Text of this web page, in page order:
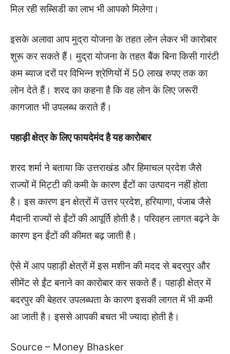
मिल रही सब्सिडी का लाभ भी आपको मिलेगा।
इसके अलावा आप मुद्रा योजना के तहत लोन लेकर भी कारोबार
शुरू कर सकते हैं। मुद्रा योजना के तहत बैंक बिना किसी गारंटी
कम ब्याज दरों पर विभिन्न श्रेणियों में 50 लाख रुपए तक का
लोन देते हैं। शरद का कहना है कि वह लोन के लिए जरूरी
कागजात भी उपलब्ध कराते हैं।
पहाड़ी क्षेत्र के लिए फायदेमंद है यह कारोबार
शरद शर्मा ने बताया कि उत्तराखंड और हिमाचल प्रदेश जैसे
राज्यों में मिट्टी की कमी के कारण ईंटों का उत्पादन नहीं होता
है। इस कारण इन क्षेत्रों में उत्तर प्रदेश, हरियाणा, पंजाब जैसे
मैदानी राज्यों से ईंटों की आपूर्ति होती है। परिवहन लागत बढ़ने के
कारण इन ईंटों की कीमत बढ़ जाती है।
ऐसे में आप पहाड़ी क्षेत्रों में इस मशीन की मदद से बदरपुर और
सीमेंट से ईंट बनाने का कारोबार कर सकते हैं। पहाड़ी क्षेत्र में
बदरपुर की बेहतर उपलब्धता के कारण इसकी लागत में भी कमी
आ जाती है। इससे आपकी बचत भी ज्यादा होती है।
Source – Money Bhasker